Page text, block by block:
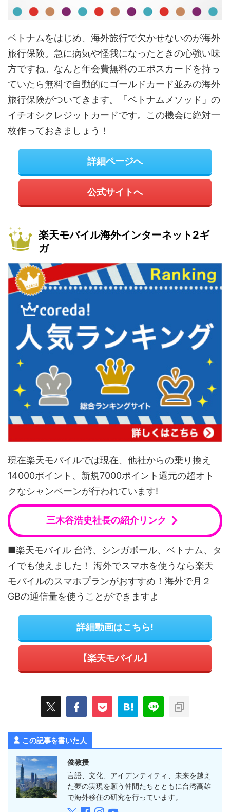
ベトナムをはじめ、海外旅行で欠かせないのが海外
旅行保険。急に病気や怪我になったときの心強い味
方ですね。なんと年会費無料のエポスカードを持っ
ていたら無料で自動的にゴールドカード並みの海外
旅行保険がついてきます。「ベトナムメソッド」の
イチオシクレジットカードです。この機会に絶対一
枚作っておきましょう！
詳細ページへ
公式サイトへ
楽天モバイル海外インターネット2ギ
ガ
現在楽天モバイルでは現在、他社からの乗り換え
14000ポイント、新規7000ポイント還元の超オト
クなシャンペーンが行われています!
三木谷浩史社長の紹介リンク
■楽天モバイル 台湾、シンガポール、ベトナム、タ
イでも使えました！ 海外でスマホを使うなら楽天
モバイルのスマホプランがおすすめ！海外で月２
GBの通信量を使うことができますよ
詳細動画はこちら!
【楽天モバイル】
この記事を書いた人
俊教授
言語、文化、アイデンティティ、未来を越え
た夢の実現を願う仲間たちとともに台湾高雄
で海外移住の研究を行っています。